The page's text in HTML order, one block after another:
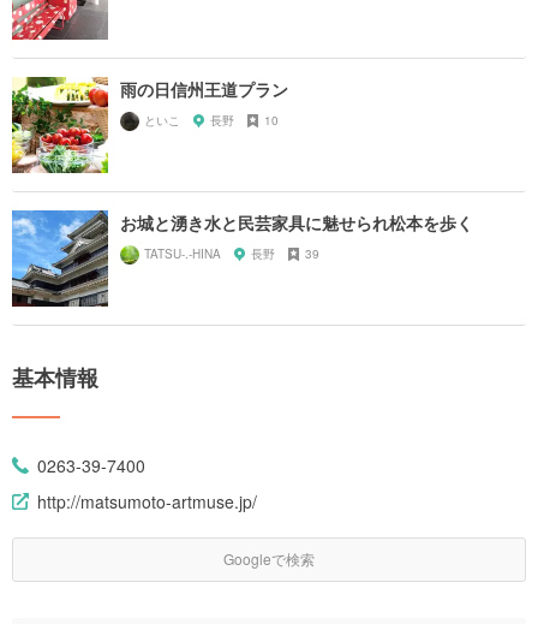
雨の日信州王道プラン
といこ 長野 10
お城と湧き水と民芸家具に魅せられ松本を歩く
TATSU-.-HINA 長野 39
基本情報
0263-39-7400
http://matsumoto-artmuse.jp/
Googleで検索